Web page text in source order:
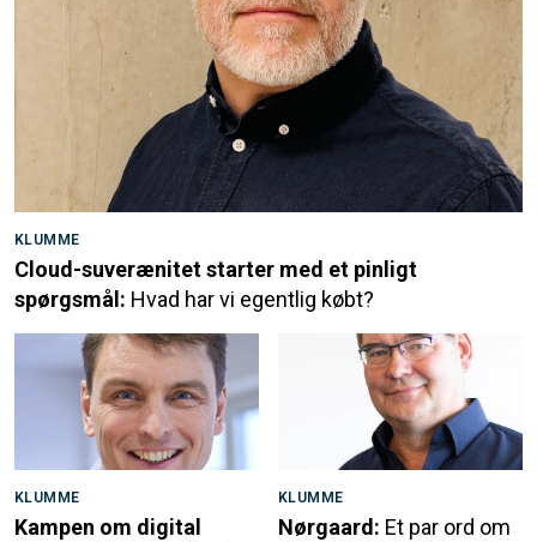
KLUMME
Cloud-suverænitet starter med et pinligt
spørgsmål: Hvad har vi egentlig købt?
KLUMME
Kampen om digital
KLUMME
Nørgaard: Et par ord om